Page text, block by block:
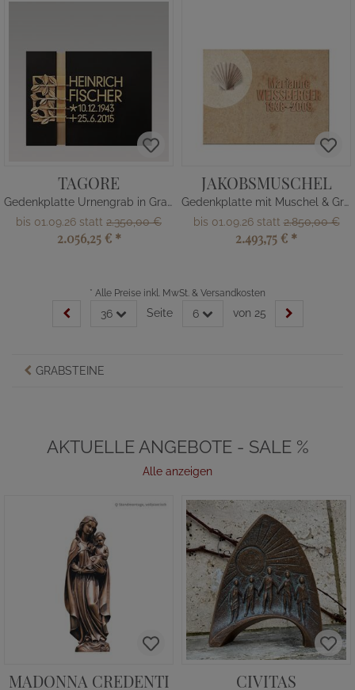
TAGORE
Gedenkplatte Urnengrab in Granit
bis 01.09.26 statt 2.350,00 €
2.056,25 € *
JAKOBSMUSCHEL
Gedenkplatte mit Muschel & Gravur
bis 01.09.26 statt2.850,00 €
2.493,75 € *
* Alle Preise inkl. MwSt. & Versandkosten
36 Seite 6 von 25
GRABSTEINE
AKTUELLE ANGEBOTE - SALE %
Alle anzeigen
MADONNA CREDENTI CIVITAS